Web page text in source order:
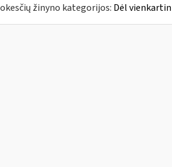
žinyno kategorijos: Dėl